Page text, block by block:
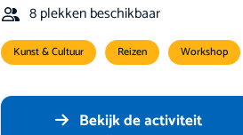
8 plekken beschikbaar
Kunst & Cultuur Reizen Workshop
Bekijk de activiteit